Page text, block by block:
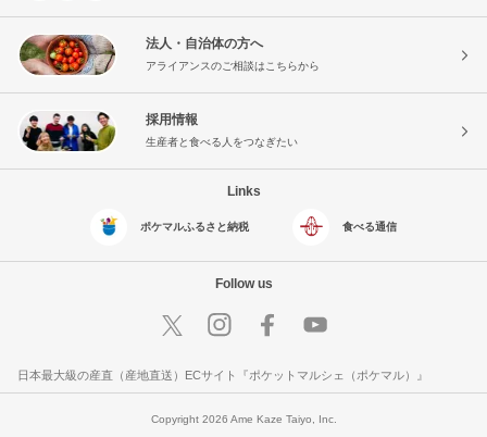
法人・自治体の方へ
アライアンスのご相談はこちらから
採用情報
生産者と食べる人をつなぎたい
Links
ポケマルふるさと納税 食べる通信
Follow us
日本最大級の産直（産地直送）ECサイト『ポケットマルシェ（ポケマル）』
Copyright 2026 Ame Kaze Taiyo, Inc.